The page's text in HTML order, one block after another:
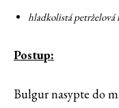
hladkolistá petrželová
Postup:
Bulgur nasypte do